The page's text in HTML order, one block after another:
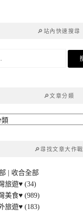
🔎站內快速搜尋
🔎文章分類
🔎尋找文章大作戰
收合全部
旅遊♥ (34)
美食♥ (989)
旅遊♥ (183)